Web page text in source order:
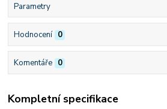
Parametry
Hodnocení 0
Komentáře 0
Kompletní specifikace